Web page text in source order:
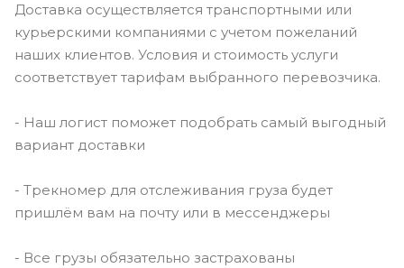
Доставка осуществляется транспортными или
курьерскими компаниями с учетом пожеланий
наших клиентов. Условия и стоимость услуги
соответствует тарифам выбранного перевозчика.
- Наш логист поможет подобрать самый выгодный
вариант доставки
- Трекномер для отслеживания груза будет
пришлём вам на почту или в мессенджеры
- Все грузы обязательно застрахованы